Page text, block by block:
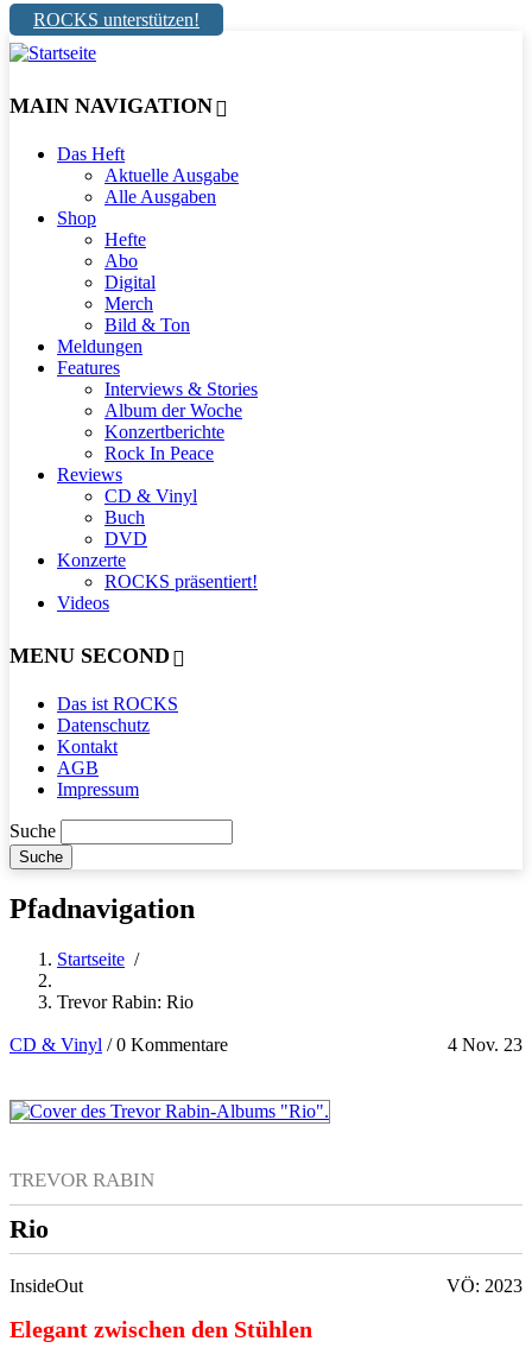
ROCKS unterstützen!
MAIN NAVIGATION
Das Heft
Aktuelle Ausgabe
Alle Ausgaben
Shop
Hefte
Abo
Digital
Merch
Bild & Ton
Meldungen
Features
Interviews & Stories
Album der Woche
Konzertberichte
Rock In Peace
Reviews
CD & Vinyl
Buch
DVD
Konzerte
ROCKS präsentiert!
Videos
MENU SECOND
Das ist ROCKS
Datenschutz
Kontakt
AGB
Impressum
Suche
Pfadnavigation
Startseite /
Trevor Rabin: Rio
CD & Vinyl 4 Nov. 23
/0 Kommentare
TREVOR RABIN
Rio
InsideOut VÖ: 2023
Elegant zwischen den Stühlen